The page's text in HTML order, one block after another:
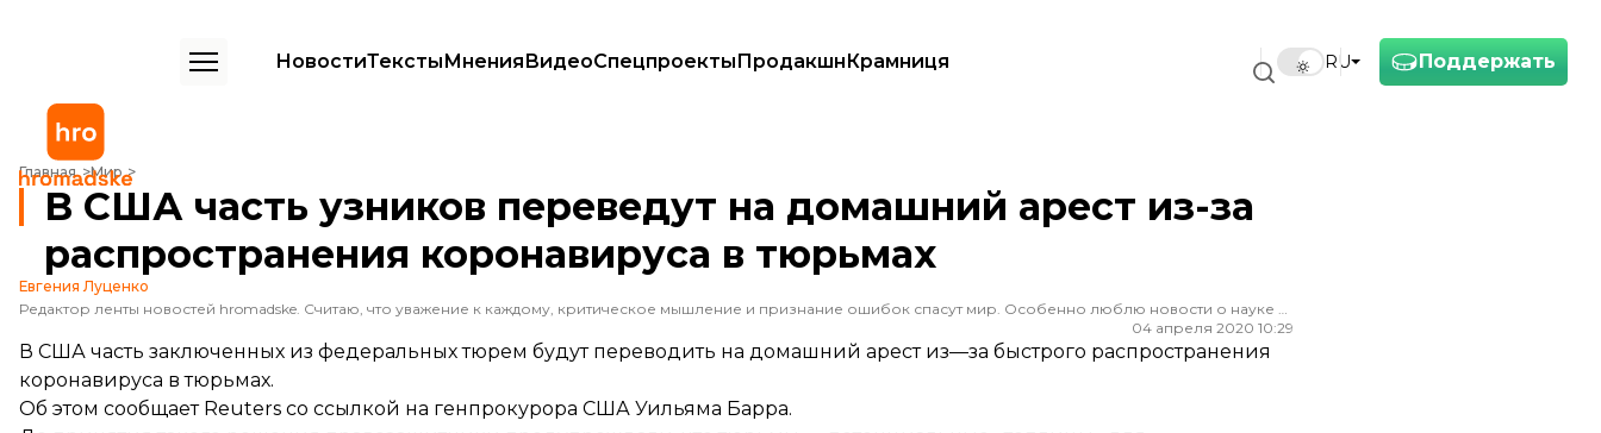
Поддержать
RU
НовостиТекстыМненияВидеоСпецпроектыПродакшнКрамниця
Главная Мир
В США часть узников переведут на домашний арест из-за распространения коронавируса в тюрьмах
В США часть узников переведут на домашний арест из-за
распространения коронавируса в тюрьмах
Евгения Луценко
Редактор ленты новостей hromadske. Считаю, что уважение к каждому, критическое мышление и признание ошибок спасут мир. Особенно люблю новости о науке и космос
04 апреля 2020 10:29
В США часть заключенных из федеральных тюрем будут переводить на домашний арест из—за быстрого распространения
коронавируса в тюрьмах.
Об этом сообщаетReuters со ссылкой на генпрокурора США Уильяма Барра.